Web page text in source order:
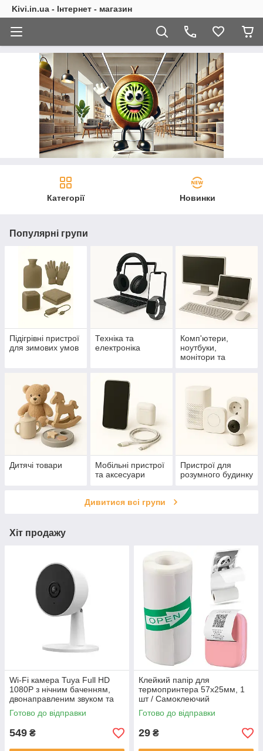
Kivi.in.ua - Інтернет - магазин
Категорії Новинки
Популярні групи
Підігрівні пристрої
для зимових умов
Техніка та
електроніка
Комп'ютери,
ноутбуки,
монітори та
Дитячі товари
Мобільні пристрої
та аксесуари
Пристрої для
розумного будинку
Дивитися всі групи
Хіт продажу
Wi-Fi камера Tuya Full HD
1080P з нічним баченням,
двонаправленим звуком та
детектором руху
Готово до відправки
549 ₴
Клейкий папір для
термопринтера 57х25мм, 1
шт / Самоклеючий
термопапір для наклейок
Готово до відправки
29 ₴